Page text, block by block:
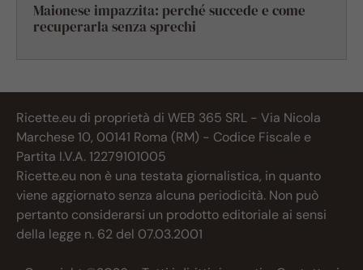
Maionese impazzita: perché succede e come
recuperarla senza sprechi
Ricette.eu di proprietà di WEB 365 SRL - Via Nicola
Marchese 10, 00141 Roma (RM) - Codice Fiscale e
Partita I.V.A. 12279101005
Ricette.eu non è una testata giornalistica, in quanto
viene aggiornato senza alcuna periodicità. Non può
pertanto considerarsi un prodotto editoriale ai sensi
della legge n. 62 del 07.03.2001